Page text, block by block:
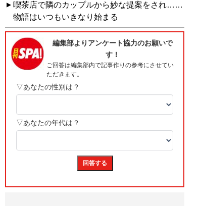
喫茶店で隣のカップルから妙な提案をされ……
物語はいつもいきなり始まる